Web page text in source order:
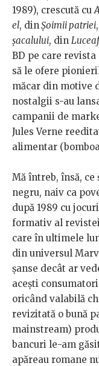
1989), crescută cu
el, dinȘoimii patriei
șacalului, din
BD pe care revista
să le ofere
măcar din motive
nostalgii s-au
campanii de
Jules Verne
alimentar
Mă întreb, însă, ce
negru, naiv ca
după 1989 cu
formativ al
care în ultimele
din universul
șanse decât ar
acești
oricând valabilă
revizitată o bună
mainstream)
bancuri le-am
apăreau romane